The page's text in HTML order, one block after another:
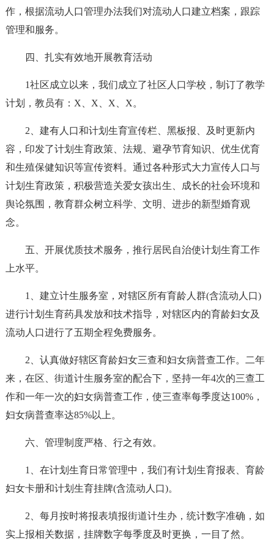
作，根据流动人口管理办法我们对流动人口建立档案，跟踪
管理和服务。
四、扎实有效地开展教育活动
1社区成立以来，我们成立了社区人口学校，制订了教学
计划，教员有：X、X、X、X。
2、建有人口和计划生育宣传栏、黑板报、及时更新内
容，印发了计划生育政策、法规、避孕节育知识、优生优育
和生殖保健知识等宣传资料。通过各种形式大力宣传人口与
计划生育政策，积极营造关爱女孩出生、成长的社会环境和
舆论氛围，教育群众树立科学、文明、进步的新型婚育观
念。
五、开展优质技术服务，推行居民自治使计划生育工作
上水平。
1、建立计生服务室，对辖区所有育龄人群(含流动人口)
进行计划生育药具发放和技术指导，对辖区内的育龄妇女及
流动人口进行了五期全程免费服务。
2、认真做好辖区育龄妇女三查和妇女病普查工作。二年
来，在区、街道计生服务室的配合下，坚持一年4次的三查工
作和一年一次的妇女病普查工作，使三查率每季度达100%，
妇女病普查率达85%以上。
六、管理制度严格、行之有效。
1、在计划生育日常管理中，我们有计划生育报表、育龄
妇女卡册和计划生育挂牌(含流动人口)。
2、每月按时将报表填报街道计生办，统计数字准确，如
实上报相关数据，挂牌数字每季度及时更换，一目了然。